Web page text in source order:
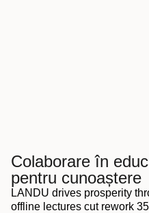
Colaborare în
pentru cunoaștere
LANDU drives prosperity
offline lectures cut rework